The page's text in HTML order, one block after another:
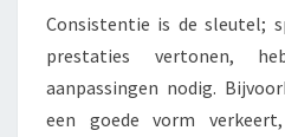
Consistentie is de sleutel;
prestaties vertonen,
aanpassingen nodig.
een goede vorm